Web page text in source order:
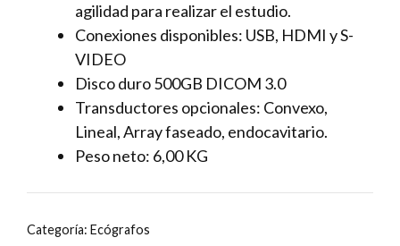
agilidad para realizar el estudio.
Conexiones disponibles: USB, HDMI y S-
VIDEO
Disco duro 500GB DICOM 3.0
Transductores opcionales: Convexo,
Lineal, Array faseado, endocavitario.
Peso neto: 6,00 KG
Categoría: Ecógrafos